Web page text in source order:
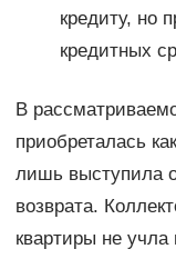
кредиту, но
кредитных
В
приобреталась
лишь выступила
возврата.
квартиры не учла